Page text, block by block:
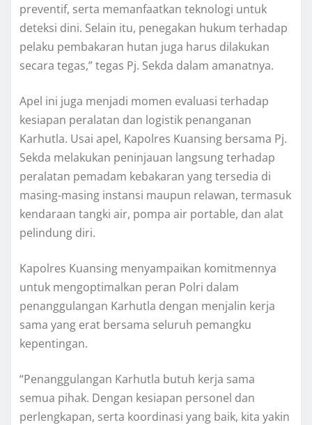
preventif, serta memanfaatkan teknologi untuk
deteksi dini. Selain itu, penegakan hukum terhadap
pelaku pembakaran hutan juga harus dilakukan
secara tegas,” tegas Pj. Sekda dalam amanatnya.
Apel ini juga menjadi momen evaluasi terhadap
kesiapan peralatan dan logistik penanganan
Karhutla. Usai apel, Kapolres Kuansing bersama Pj.
Sekda melakukan peninjauan langsung terhadap
peralatan pemadam kebakaran yang tersedia di
masing-masing instansi maupun relawan, termasuk
kendaraan tangki air, pompa air portable, dan alat
pelindung diri.
Kapolres Kuansing menyampaikan komitmennya
untuk mengoptimalkan peran Polri dalam
penanggulangan Karhutla dengan menjalin kerja
sama yang erat bersama seluruh pemangku
kepentingan.
“Penanggulangan Karhutla butuh kerja sama
semua pihak. Dengan kesiapan personel dan
perlengkapan, serta koordinasi yang baik, kita yakin